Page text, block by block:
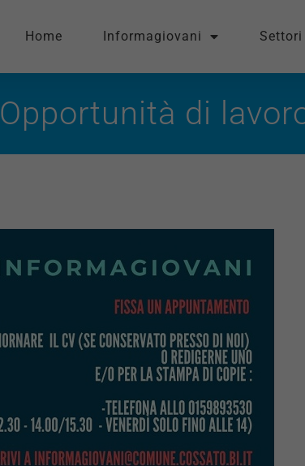
Home Informagiovani
Opportunità di